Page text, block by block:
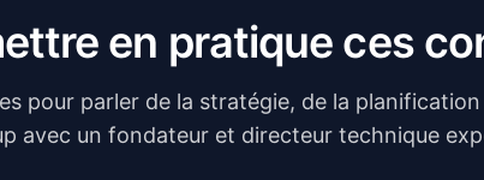
en pratique ces
pour parler de la stratégie, de la
avec un fondateur et directeur technique